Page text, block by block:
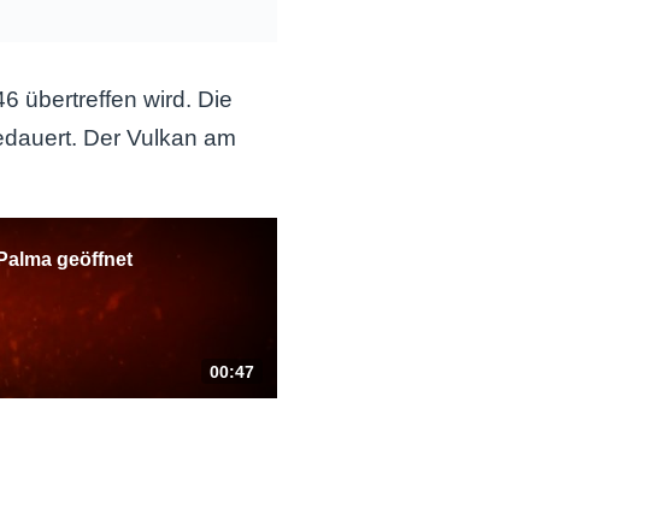
übertreffen wird. Die
Der Vulkan am